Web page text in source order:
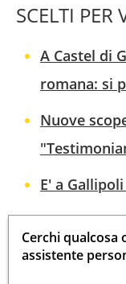
SCELTI PER
A Castel di
romana: si
Nuove
E' a
Cerchi qualcosa
assistente